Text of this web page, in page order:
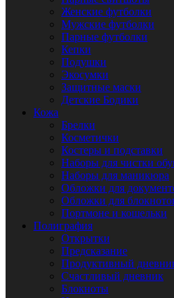
Женские футболки
Мужские футболки
Парные футболки
Кепки
Подушки
Экосумки
Защитные маски
Детские Бодики
Кожа
Брелки
Косметички
Костеры и подставки
Наборы для чистки
Наборы для маникюра
Обложки для
Обложки для
Портмоне и кошельки
Полиграфия
Открытки
Предсказание
Продуктивный
Счастливый дневник
Блокноты